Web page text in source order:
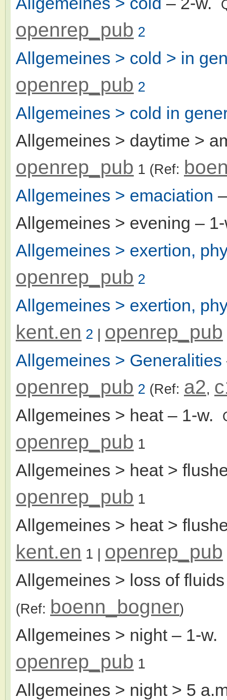
openrep_pub 2
Allgemeines > cold > in
openrep_pub 2
Allgemeines > cold in
Allgemeines > daytime >
openrep_pub 1 (Ref:
Allgemeines > emaciation
Allgemeines > evening –
Allgemeines > exertion,
openrep_pub 2
Allgemeines > exertion,
kent.en 2 | openrep_pub
Allgemeines > Generalities
openrep_pub 2 (Ref: a2,
Allgemeines > heat– 1-w.
openrep_pub 1
Allgemeines > heat >
openrep_pub 1
Allgemeines > heat >
kent.en 1 | openrep_pub
Allgemeines > loss of fluids
(Ref: boenn_bogner)
Allgemeines > night– 1-w.
openrep_pub 1
Allgemeines > night > 5